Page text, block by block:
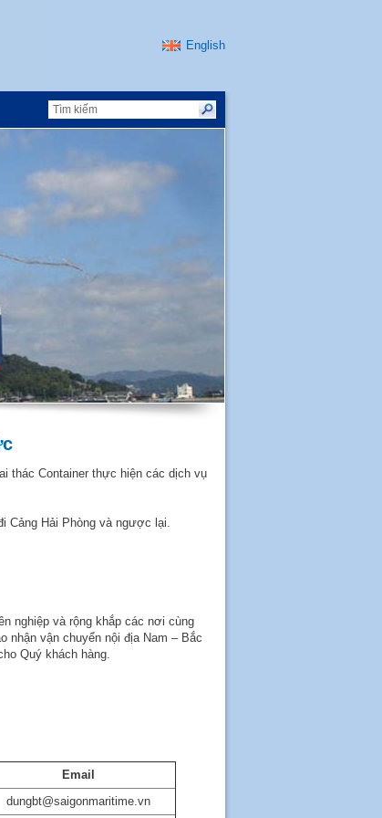
English
thác Container thực hiện các dịch vụ
Cảng Hải Phòng và ngược lại.
nghiệp và rộng khắp các nơi cùng
vận chuyển nội địa Nam – Bắc
Quý khách hàng.
Email
dungbt@saigonmaritime.vn